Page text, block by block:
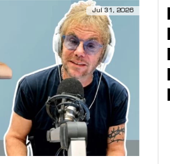
Jul 31, 2026